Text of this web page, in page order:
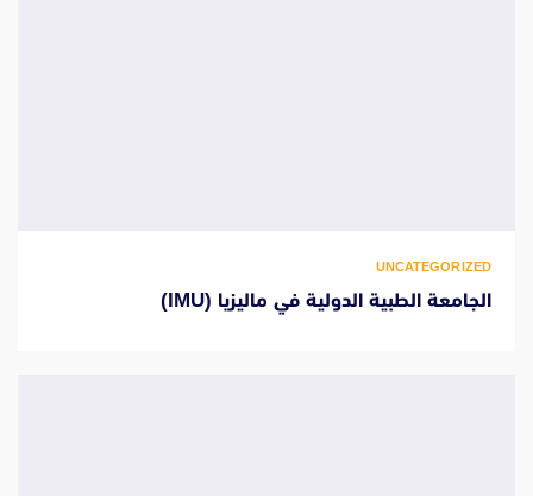
UNCATEGORIZED
الجامعة الطبية الدولية في ماليزيا (IMU)